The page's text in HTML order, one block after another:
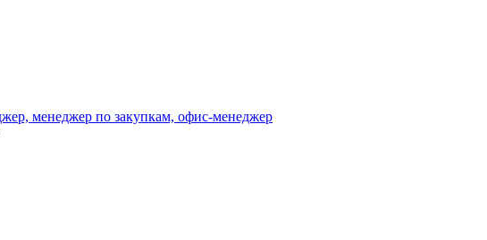
менеджер по закупкам, офис-менеджер